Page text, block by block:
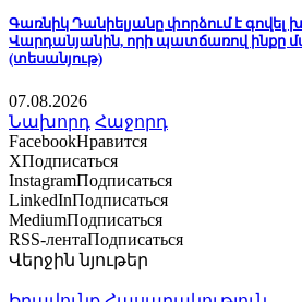
Գառնիկ Դանիելյանը փորձում է
Վարդանյանին, որի պատճառով ինքը
(տեսանյութ)
07.08.2026
Նախորդ Հաջորդ
FacebookНравится
XПодписаться
InstagramПодписаться
LinkedInПодписаться
MediumПодписаться
RSS-лентаПодписаться
Վերջին նյութեր